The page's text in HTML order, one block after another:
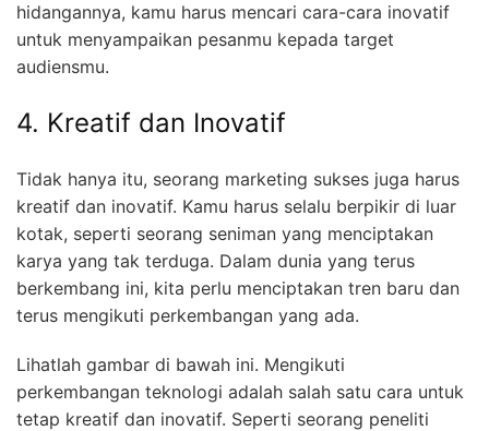
hidangannya, kamu harus mencari cara-cara inovatif
untuk menyampaikan pesanmu kepada target
audiensmu.
4. Kreatif dan Inovatif
Tidak hanya itu, seorang marketing sukses juga harus
kreatif dan inovatif. Kamu harus selalu berpikir di luar
kotak, seperti seorang seniman yang menciptakan
karya yang tak terduga. Dalam dunia yang terus
berkembang ini, kita perlu menciptakan tren baru dan
terus mengikuti perkembangan yang ada.
Lihatlah gambar di bawah ini. Mengikuti
perkembangan teknologi adalah salah satu cara untuk
tetap kreatif dan inovatif. Seperti seorang peneliti